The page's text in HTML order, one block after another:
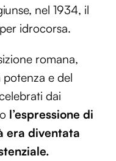
nel 1934, il
idrocorsa.
romana,
e del
dai
l’espressione di
era diventata